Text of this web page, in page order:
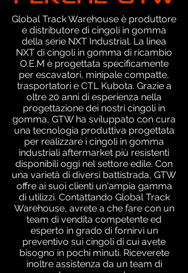
Global Track Warehouse è produttore
e distributore di cingoli in gomma
della serie NXT Industrial. La linea
NXT di cingoli in gomma di ricambio
O.E.M è progettata specificamente
per escavatori, minipale compatte,
trasportatori e CTL Kubota. Grazie a
oltre 20 anni di esperienza nella
progettazione dei nostri cingoli in
gomma, GTW ha sviluppato con cura
una tecnologia produttiva progettata
per realizzare i cingoli in gomma
industriali aftermarket più resistenti
disponibili oggi nel settore edile. Con
una varietà di diversi battistrada, GTW
offre ai suoi clienti un'ampia gamma
di utilizzi. Contattando Global Track
Warehouse, avrete a che fare con un
team di vendita competente ed
esperto in grado di fornirvi un
preventivo sui cingoli di cui avete
bisogno in pochi minuti. Riceverete
inoltre assistenza da un team di